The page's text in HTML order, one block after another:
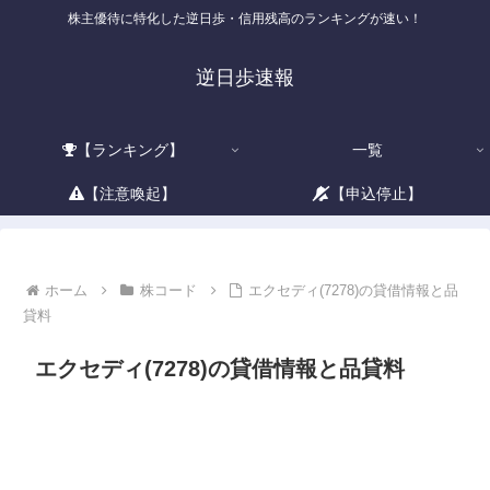
株主優待に特化した逆日歩・信用残高のランキングが速い！
逆日歩速報
【ランキング】 一覧
【注意喚起】 【申込停止】
ホーム 株コード
エクセディ(7278)の貸借情報と品
貸料
エクセディ(7278)の貸借情報と品貸料